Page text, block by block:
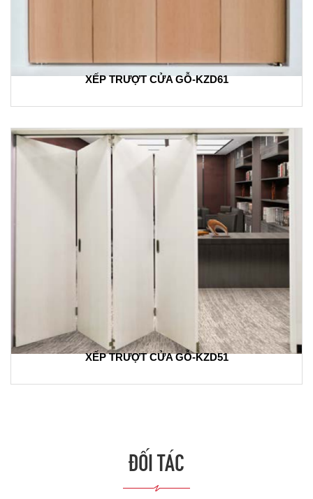
XẾP TRƯỢT CỬA GỖ-KZD61
XẾP TRƯỢT CỬA GỖ-KZD51
ĐỐI TÁC